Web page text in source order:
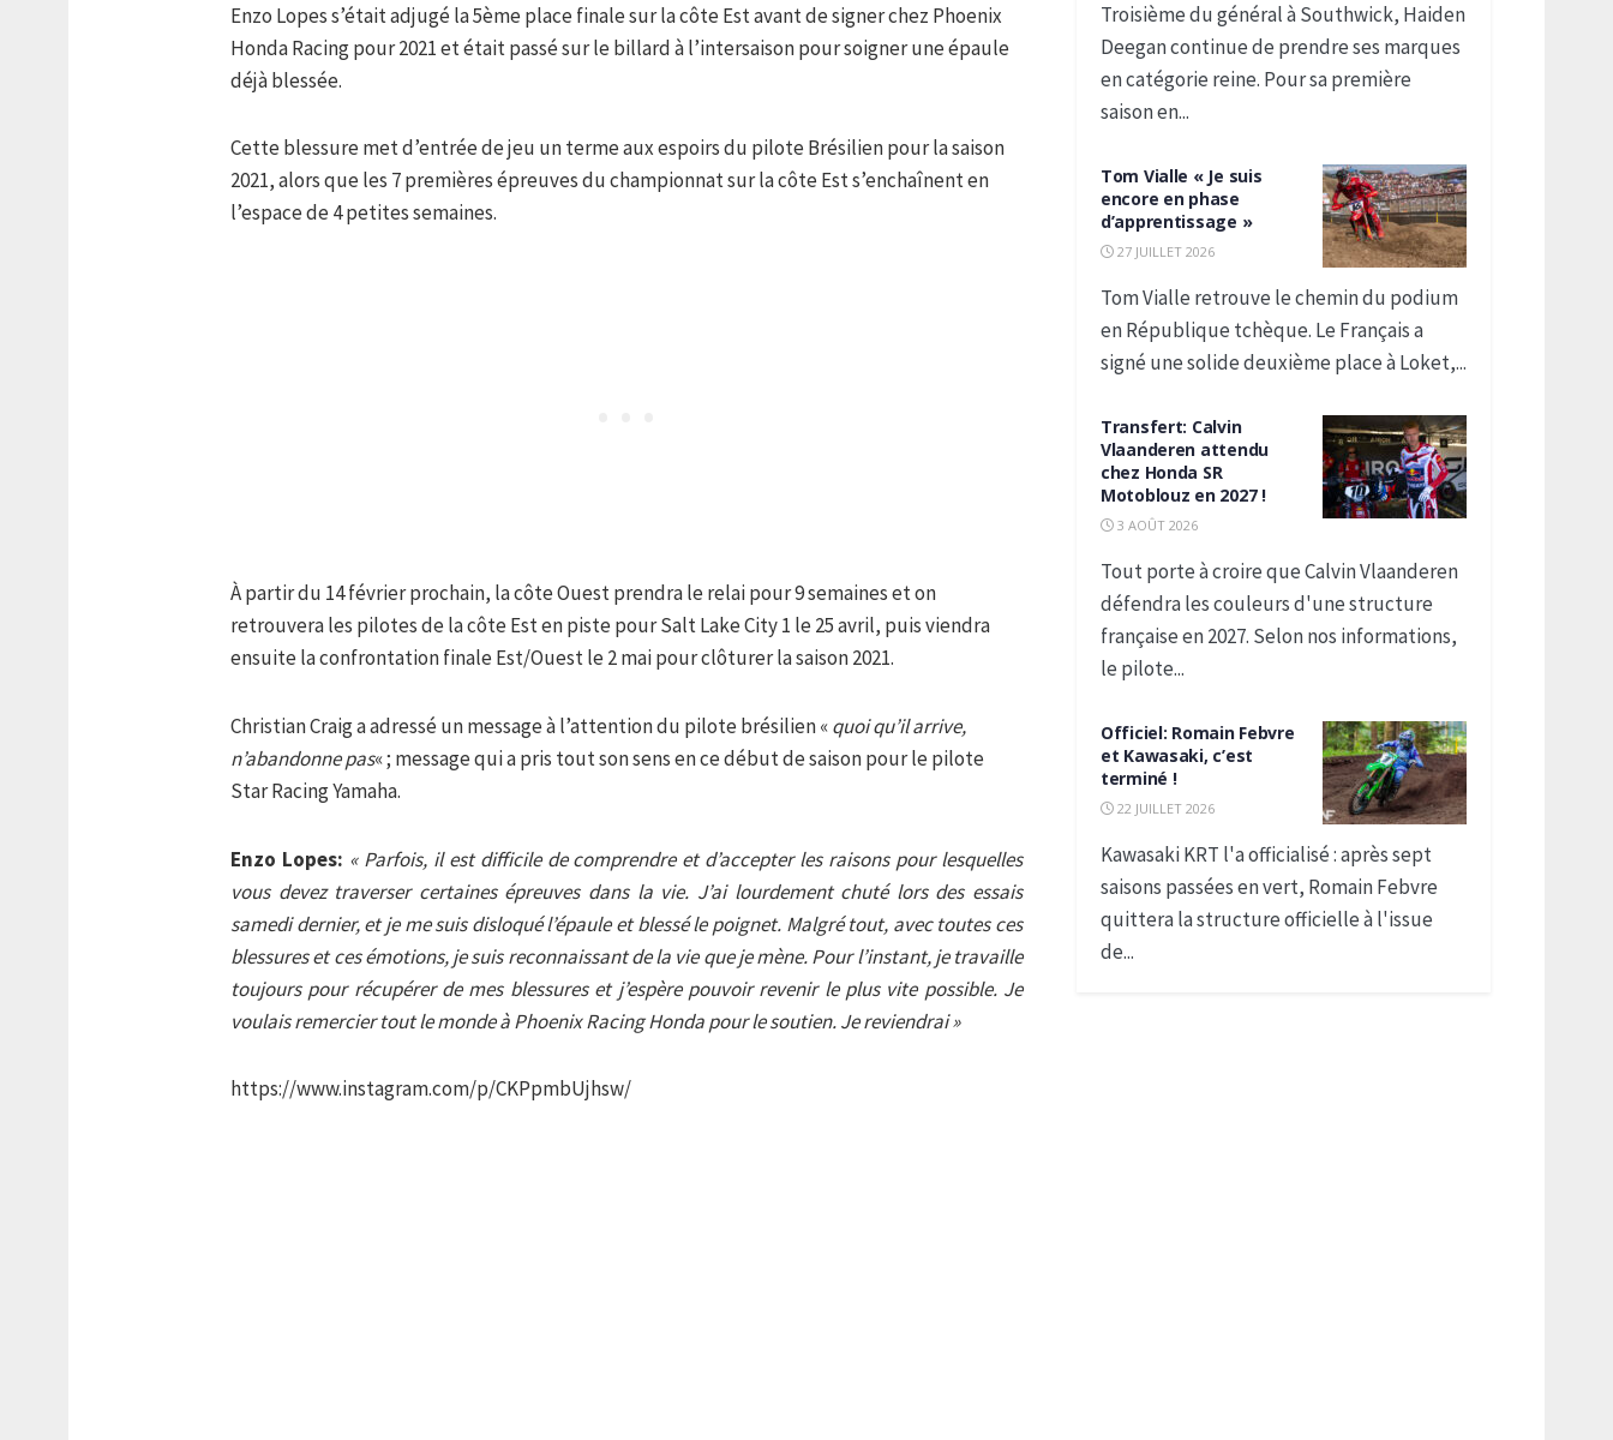
Enzo Lopes s’était adjugé la 5ème place finale sur la côte Est avant de signer chez Phoenix
Honda Racing pour 2021 et était passé sur le billard à l’intersaison pour soigner une épaule
déjà blessée.
Cette blessure met d’entrée de jeu un terme aux espoirs du pilote Brésilien pour la saison
2021, alors que les 7 premières épreuves du championnat sur la côte Est s’enchaînent en
l’espace de 4 petites semaines.
À partir du 14 février prochain, la côte Ouest prendra le relai pour 9 semaines et on
retrouvera les pilotes de la côte Est en piste pour Salt Lake City 1 le 25 avril, puis viendra
ensuite la confrontation finale Est/Ouest le 2 mai pour clôturer la saison 2021.
Christian Craig a adressé un message à l’attention du pilote brésilien «quoi qu’il arrive,
n’abandonne pas« ; message qui a pris tout son sens en ce début de saison pour le pilote
Star Racing Yamaha.
Enzo Lopes: « Parfois, il est difficile de comprendre et d’accepter les raisons pour lesquelles
vous devez traverser certaines épreuves dans la vie. J’ai lourdement chuté lors des essais
samedi dernier, et je me suis disloqué l’épaule et blessé le poignet. Malgré tout, avec toutes ces
blessures et ces émotions, je suis reconnaissant de la vie que je mène. Pour l’instant, je travaille
toujours pour récupérer de mes blessures et j’espère pouvoir revenir le plus vite possible. Je
voulais remercier tout le monde à Phoenix Racing Honda pour le soutien. Je reviendrai »
https://www.instagram.com/p/CKPpmbUjhsw/
Troisième du général à Southwick, Haiden
Deegan continue de prendre ses marques
en catégorie reine. Pour sa première
saison en...
Tom Vialle « Je suis
encore en phase
d’apprentissage »
27 JUILLET 2026
Tom Vialle retrouve le chemin du podium
en République tchèque. Le Français a
signé une solide deuxième place à Loket,...
Transfert: Calvin
Vlaanderen attendu
chez Honda SR
Motoblouz en 2027 !
3 AOÛT 2026
Tout porte à croire que Calvin Vlaanderen
défendra les couleurs d'une structure
française en 2027. Selon nos informations,
le pilote...
Officiel: Romain Febvre
et Kawasaki, c’est
terminé !
22 JUILLET 2026
Kawasaki KRT l'a officialisé : après sept
saisons passées en vert, Romain Febvre
quittera la structure officielle à l'issue
de...